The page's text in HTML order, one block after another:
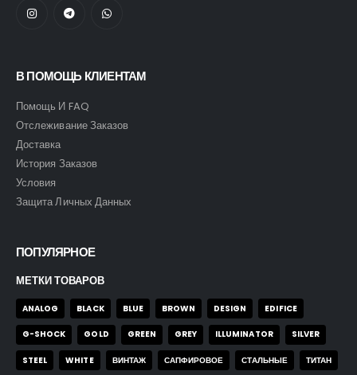
В ПОМОЩЬ КЛИЕНТАМ
Помощь И FAQ
Отслеживание Заказов
Доставка
История Заказов
Условия
Защита Личных Данных
ПОПУЛЯРНОЕ
МЕТКИ ТОВАРОВ
ANALOG BLACK BLUE BROWN DESIGN EDIFICE
G-SHOCK GOLD GREEN GREY ILLUMINATOR SILVER
STEEL WHITE ВИНТАЖ САПФИРОВОЕ СТАЛЬНЫЕ ТИТАН